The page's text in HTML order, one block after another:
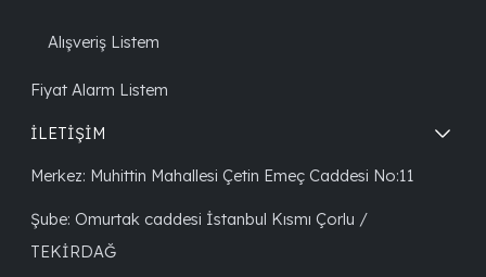
Alışveriş Listem
Fiyat Alarm Listem
İLETİŞİM
Merkez: Muhittin Mahallesi Çetin Emeç Caddesi No:11
Şube: Omurtak caddesi İstanbul Kısmı Çorlu /
TEKİRDAĞ